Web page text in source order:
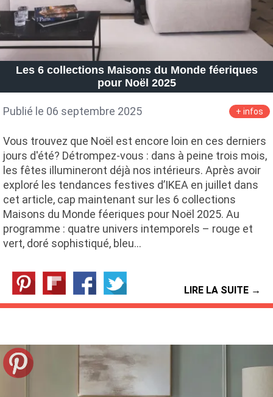
Les 6 collections Maisons du Monde féeriques
pour Noël 2025
Publié le 06 septembre 2025 + infos
Vous trouvez que Noël est encore loin en ces derniers
jours d'été? Détrompez-vous : dans à peine trois mois,
les fêtes illumineront déjà nos intérieurs. Après avoir
exploré les tendances festives d’IKEA en juillet dans
cet article, cap maintenant sur les 6 collections
Maisons du Monde féeriques pour Noël 2025. Au
programme : quatre univers intemporels – rouge et
vert, doré sophistiqué, bleu…
LIRE LA SUITE →